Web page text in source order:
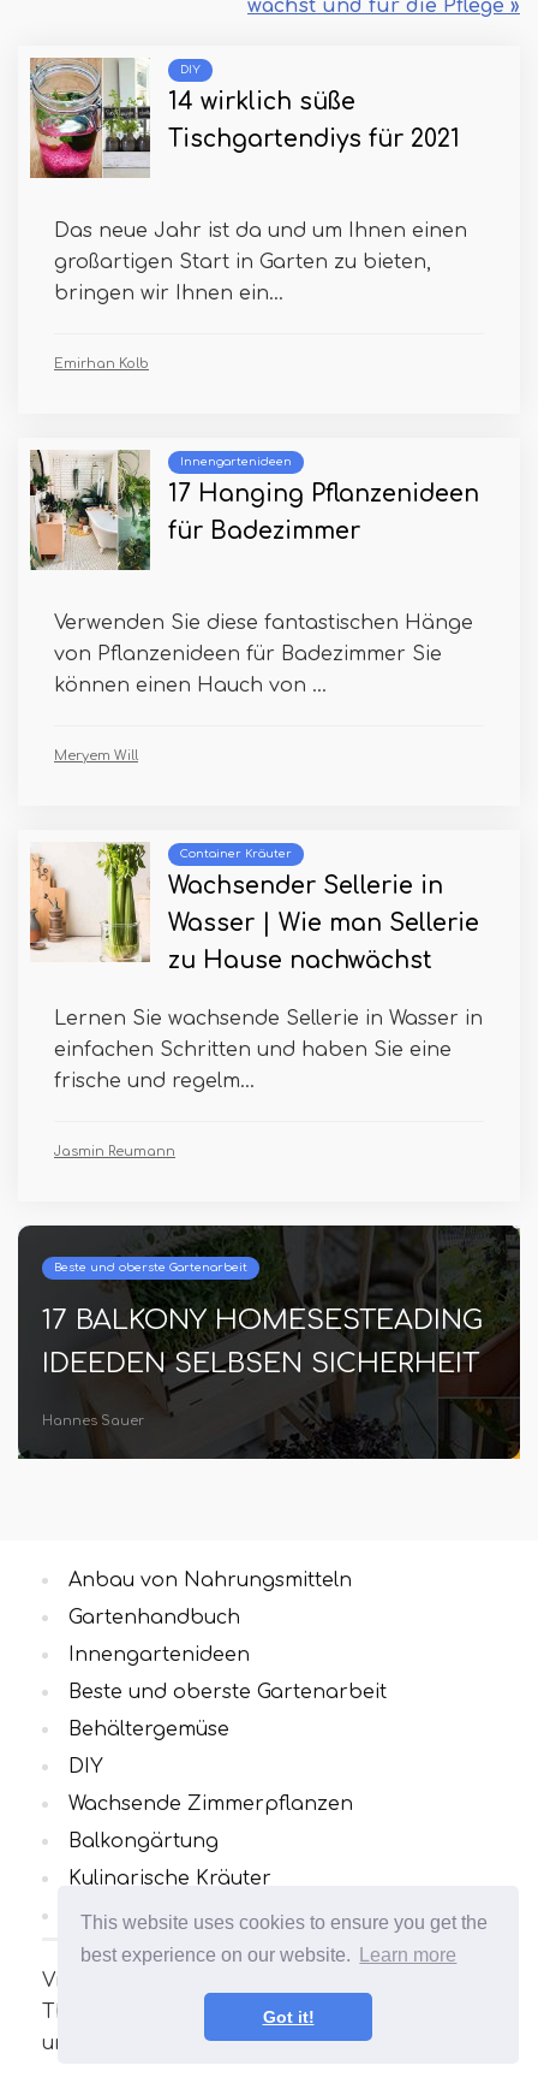
This website uses cookies to ensure you get the
best experience on our website.
Learn more
Got it!
wächst und für die Pflege »
DIY
14 wirklich süße
Tischgartendiys für 2021
Das neue Jahr ist da und um Ihnen einen
großartigen Start in Garten zu bieten,
bringen wir Ihnen ein...
Emirhan Kolb
Innengartenideen
17 Hanging Pflanzenideen
für Badezimmer
Verwenden Sie diese fantastischen Hänge
von Pflanzenideen für Badezimmer Sie
können einen Hauch von ...
Meryem Will
Container Kräuter
Wachsender Sellerie in
Wasser | Wie man Sellerie
zu Hause nachwächst
Lernen Sie wachsende Sellerie in Wasser in
einfachen Schritten und haben Sie eine
frische und regelm...
Jasmin Reumann
Beste und oberste Gartenarbeit
17 BALKONY HOMESESTEADING
IDEEDEN SELBSEN SICHERHEIT
Hannes Sauer
Viele interessante und nützliche Artikel zum
Thema Gartenarbeit. Ihr Garten wird
unvergleichlich sein
Anbau von Nahrungsmitteln
Gartenhandbuch
Innengartenideen
Beste und oberste Gartenarbeit
Behältergemüse
DIY
Wachsende Zimmerpflanzen
Balkongärtung
Kulinarische Kräuter
Alle Kategorien